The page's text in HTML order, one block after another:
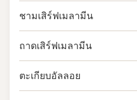
ชามเสิร์ฟเมลามีน
ถาดเสิร์ฟเมลามีน
ตะเกียบอัลลอย